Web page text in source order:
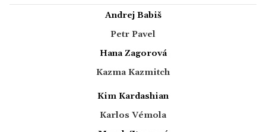
Andrej Babiš
Petr Pavel
Hana Zagorová
Kazma Kazmitch
Kim Kardashian
Karlos Vémola